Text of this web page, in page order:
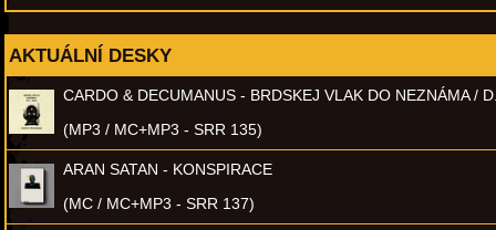
AKTUÁLNÍ DESKY
CARDO & DECUMANUS - BRDSKEJ VLAK DO NEZNÁMA /
(MP3 / MC+MP3 - SRR 135)
ARAN SATAN - KONSPIRACE
(MC / MC+MP3 - SRR 137)